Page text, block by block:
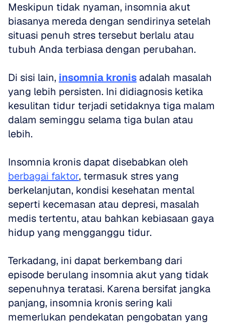
Meskipun tidak nyaman, insomnia akut
biasanya mereda dengan sendirinya setelah
situasi penuh stres tersebut berlalu atau
tubuh Anda terbiasa dengan perubahan.
Di sisi lain, insomnia kronis adalah masalah
yang lebih persisten. Ini didiagnosis ketika
kesulitan tidur terjadi setidaknya tiga malam
dalam seminggu selama tiga bulan atau
lebih.
berbagai faktor, termasuk stres yang
berkelanjutan, kondisi kesehatan mental
seperti kecemasan atau depresi, masalah
medis tertentu, atau bahkan kebiasaan gaya
hidup yang mengganggu tidur.
Terkadang, ini dapat berkembang dari
episode berulang insomnia akut yang tidak
sepenuhnya teratasi. Karena bersifat jangka
panjang, insomnia kronis sering kali
memerlukan pendekatan pengobatan yang